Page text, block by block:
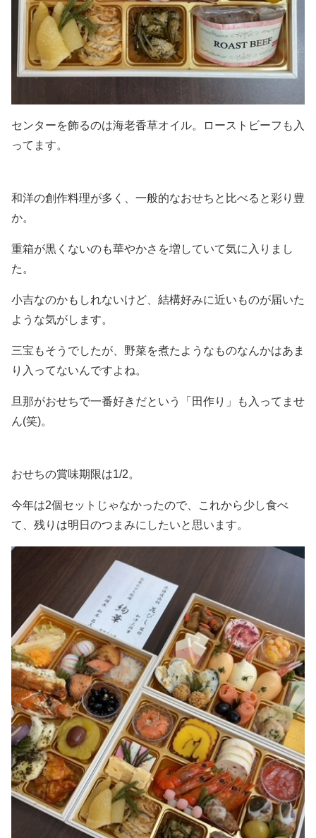
センターを飾るのは海老香草オイル。ローストビーフも入
ってます。
和洋の創作料理が多く、一般的なおせちと比べると彩り豊
か。
重箱が黒くないのも華やかさを増していて気に入りまし
た。
小吉なのかもしれないけど、結構好みに近いものが届いた
ような気がします。
三宝もそうでしたが、野菜を煮たようなものなんかはあま
り入ってないんですよね。
旦那がおせちで一番好きだという「田作り」も入ってませ
ん(笑)。
おせちの賞味期限は1/2。
今年は2個セットじゃなかったので、これから少し食べ
て、残りは明日のつまみにしたいと思います。